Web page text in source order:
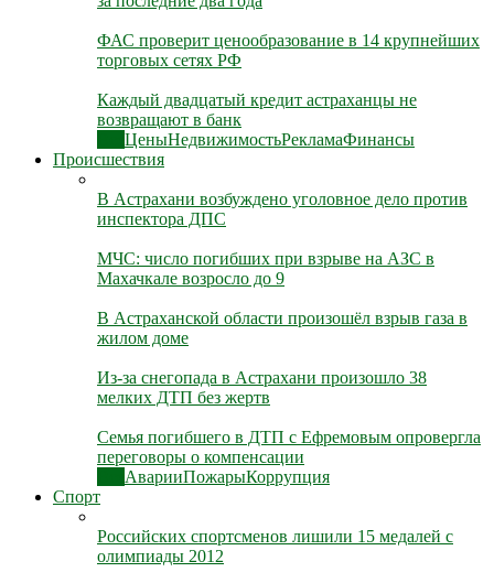
ФАС проверит ценообразование в 14 крупнейших
торговых сетях РФ
Каждый двадцатый кредит астраханцы не
возвращают в банк
ЦеныНедвижимостьРекламаФинансы
Происшествия
В Астрахани возбуждено уголовное дело против
инспектора ДПС
МЧС: число погибших при взрыве на АЗС в
Махачкале возросло до 9
В Астраханской области произошёл взрыв газа в
жилом доме
Из-за снегопада в Астрахани произошло 38
мелких ДТП без жертв
Семья погибшего в ДТП с Ефремовым опровергла
переговоры о компенсации
АварииПожарыКоррупция
Спорт
Российских спортсменов лишили 15 медалей с
олимпиады 2012